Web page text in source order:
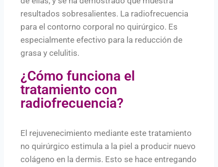
resultados sobresalientes. La radiofrecuencia
para el contorno corporal no quirúrgico. Es
especialmente efectivo para la reducción de
grasa y celulitis.
¿Cómo funciona el
tratamiento con
radiofrecuencia?
El rejuvenecimiento mediante este tratamiento
no quirúrgico estimula a la piel a producir nuevo
colágeno en la dermis. Esto se hace entregando